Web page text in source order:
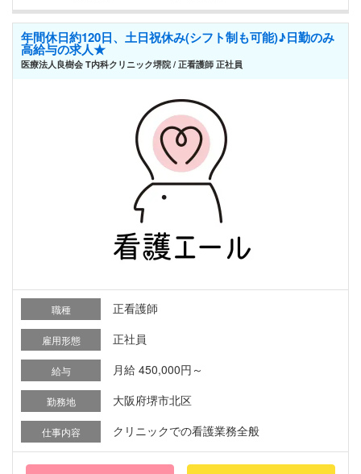
年間休日約120日、土日祝休み(シフト制も可能)♪日勤のみ
高給与の求人★
医療法人良樹会 T内科クリニック堺院 / 正看護師 正社員
職種 正看護師
雇用形態 正社員
給与 月給 450,000円～
勤務地 大阪府堺市北区
仕事内容 クリニックでの看護業務全般